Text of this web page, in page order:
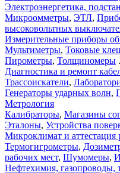
Электроэнергетика,
Микроомметры, ЭТЛ,
высоковольтных
Измерительные приборы
Мультиметры, Токовые
Пирометры, Толщиномеры
Диагностика и ремонт
Трассоискатели,
Генераторы ударных волн,
Метрология
Калибраторы, Магазины
Эталоны, Устройства
Микроклимат и аттестация
Термогигрометры,
рабочих мест, Шумомеры,
Нефтехимия, газопроводы,